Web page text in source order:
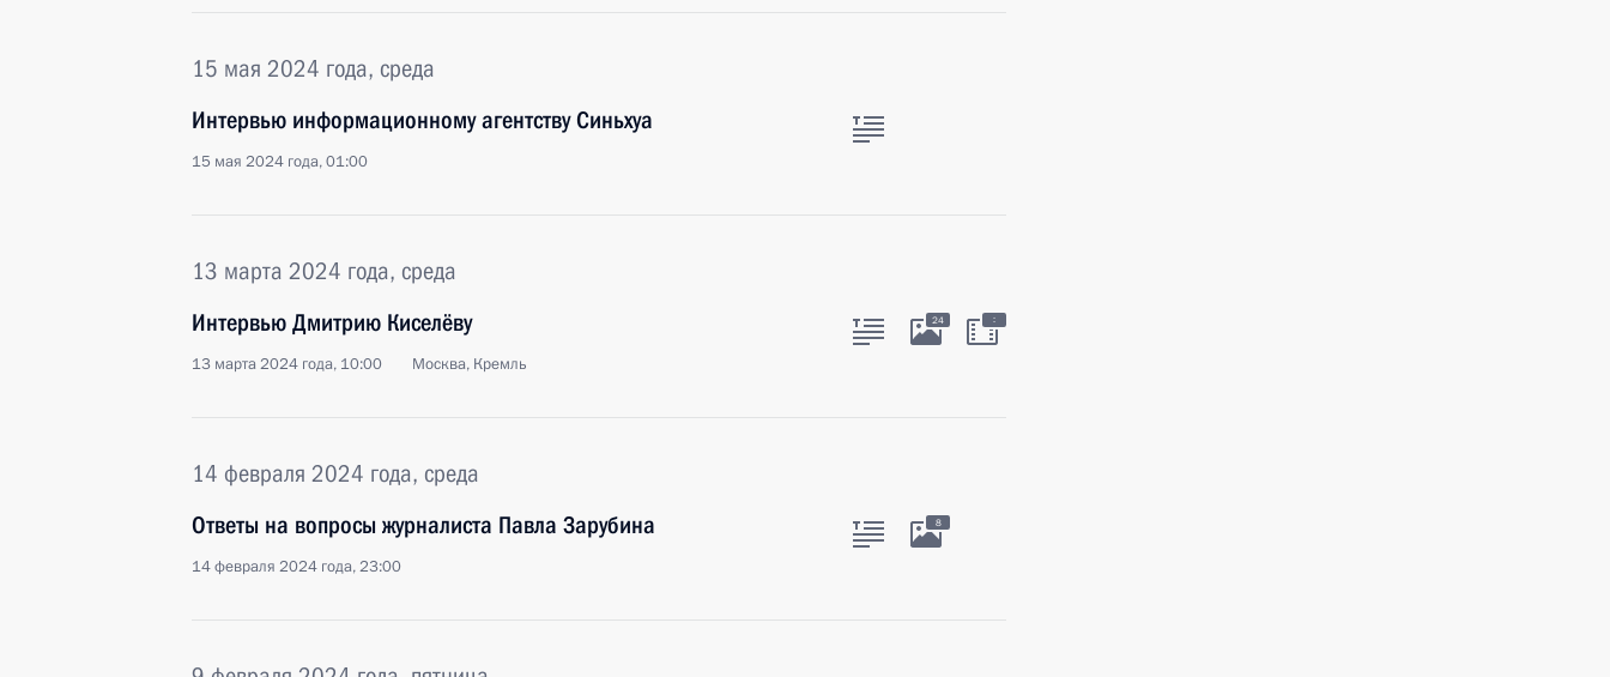
15 мая 2024 года, среда
Интервью информационному агентству Синьхуа
15 мая 2024 года, 01:00
13 марта 2024 года, среда
Интервью Дмитрию Киселёву
13 марта 2024 года, 10:00 Москва, Кремль
24 :
14 февраля 2024 года, среда
Ответы на вопросы журналиста Павла Зарубина
14 февраля 2024 года, 23:00
8